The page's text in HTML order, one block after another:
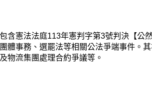
含憲法法庭113年憲判字第3號判決【
事務、選罷法等相關公法爭端事件。
物流集團處理合約爭議等。